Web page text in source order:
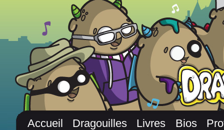
Accueil Dragouilles Livres Bios